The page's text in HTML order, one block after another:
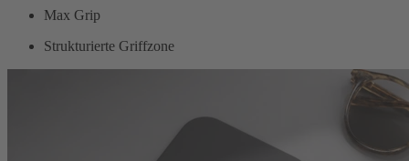
Max Grip
Strukturierte Griffzone